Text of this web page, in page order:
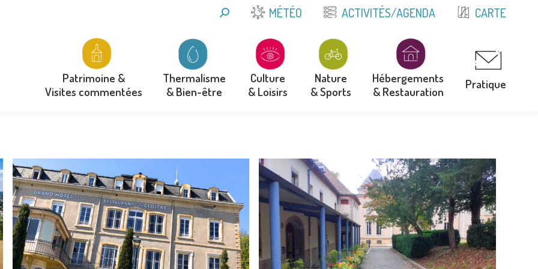
RECHERCHEMÉTÉO ACTIVITÉS/AGENDA CARTE
Patrimoine &
Visites commentées
Thermalisme
& Bien-être
Culture
& Loisirs
Nature
& Sports
Hébergements
& Restauration
Pratique
Patrimoine &
Visites commentées
Thermalisme
& Bien-être
Culture
& Loisirs
Nature
& Sports
Hébergements
& Restauration
Pratique